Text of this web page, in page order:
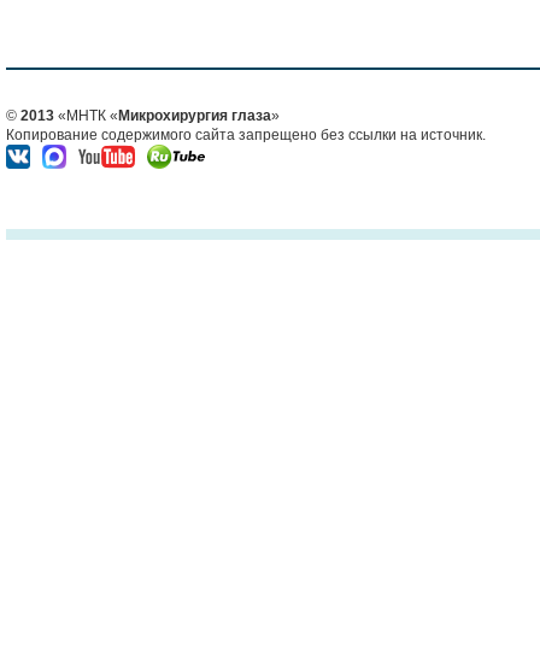
© 2013 «МНТК « Микрохирургия глаза»
Копирование содержимого сайта запрещено без ссылки на источник.